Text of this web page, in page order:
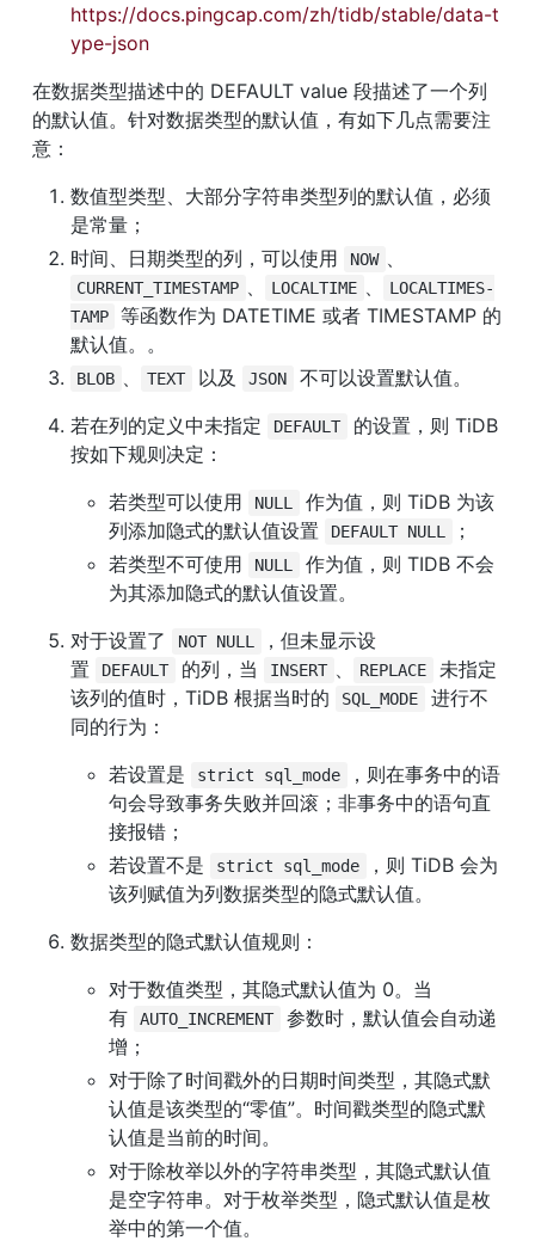
https://docs.pingcap.com/zh/tidb/stable/data-t
ype-json
在数据类型描述中的 DEFAULT value 段描述了一个列
的默认值。针对数据类型的默认值，有如下几点需要注
意：
数值型类型、大部分字符串类型列的默认值，必须
是常量；
时间、日期类型的列，可以使用
NOW
CURRENT_TIMESTAMP LOCALTIME
LOCALTIMES-
TAMP
等函数作为 DATETIME 或者 TIMESTAMP 的
默认值。。
BLOB TEXT 以及 JSON
不可以设置默认值。
若在列的定义中未指定
DEFAULT
的设置，则 TiDB
按如下规则决定：
若类型可以使用
NULL
作为值，则 TiDB 为该
列添加隐式的默认值设置
DEFAULT NULL
；
若类型不可使用
NULL
作为值，则 TIDB 不会
为其添加隐式的默认值设置。
对于设置了
NOT NULL
，但未显示设
置
DEFAULT 的列，当 INSERT REPLACE
未指定
该列的值时，TiDB 根据当时的
SQL_MODE
进行不
同的行为：
若设置是
strict sql_mode
，则在事务中的语
句会导致事务失败并回滚；非事务中的语句直
接报错；
若设置不是
strict sql_mode
，则 TiDB 会为
该列赋值为列数据类型的隐式默认值。
数据类型的隐式默认值规则：
对于数值类型，其隐式默认值为 0。当
有
AUTO_INCREMENT
参数时，默认值会自动递
增；
对于除了时间戳外的日期时间类型，其隐式默
认值是该类型的“零值”。时间戳类型的隐式默
认值是当前的时间。
对于除枚举以外的字符串类型，其隐式默认值
是空字符串。对于枚举类型，隐式默认值是枚
举中的第一个值。